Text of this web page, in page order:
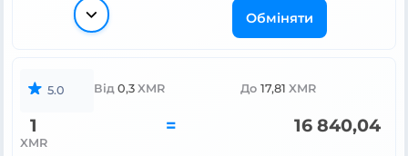
Обміняти
5.0 Від 0,3 XMR До 17,81 XMR
1
XMR
= 16 840,04